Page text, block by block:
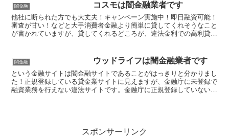
闇金融 コスモは闇金融業者です
他社に断られた方でも大丈夫！キャンペーン実施中！即日融資可能！
審査が甘い！などと大手消費者金融より簡単に貸してくれそうなこと
が書かれていますが、貸してくれるどころが、違法金利での高利貸し
闇金融 ウッドライフは闇金融業者です
という金融サイトは闇金融サイトであることがはっきりと分かりまし
た！正規登録している貸金業サイトに見えますが、金融庁に未登録で
融資業務を行えない違法サイトです。金融庁に正規登録していない未
スポンサーリンク